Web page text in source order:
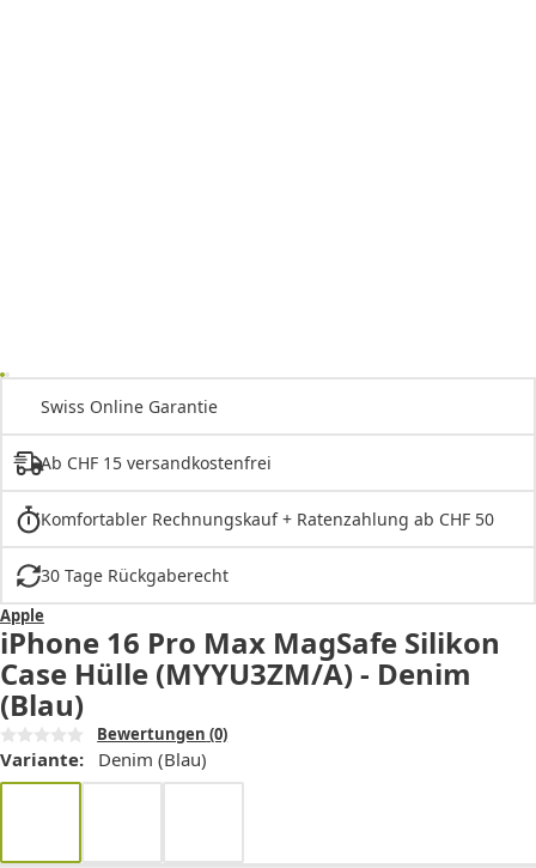
Swiss Online Garantie
Ab CHF 15 versandkostenfrei
Komfortabler Rechnungskauf + Ratenzahlung ab CHF 50
30 Tage Rückgaberecht
Apple
iPhone 16 Pro Max MagSafe Silikon
Case Hülle (MYYU3ZM/A) - Denim
(Blau)
Bewertungen (0)
Variante: Denim (Blau)